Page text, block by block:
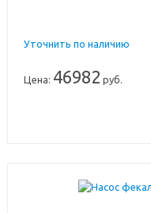
Уточнить по наличию
Цена: 46982 руб.